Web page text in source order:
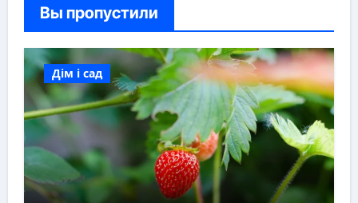
Вы пропустили
Дім і сад